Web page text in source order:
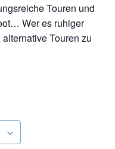
Touren und
Wer es ruhiger
Touren zu